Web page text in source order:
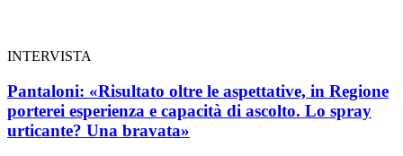
INTERVISTA
Pantaloni: «Risultato oltre le aspettative, in Regione
porterei esperienza e capacità di ascolto. Lo spray
urticante? Una bravata»